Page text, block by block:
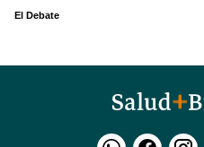
El Debate